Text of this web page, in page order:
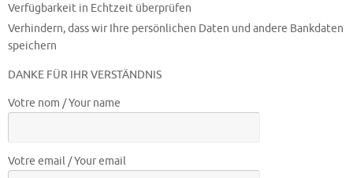
Verfügbarkeit in Echtzeit überprüfen
Verhindern, dass wir Ihre persönlichen Daten und andere Bankdaten
speichern
DANKE FÜR IHR VERSTÄNDNIS
Votre nom / Your name
Votre email / Your email